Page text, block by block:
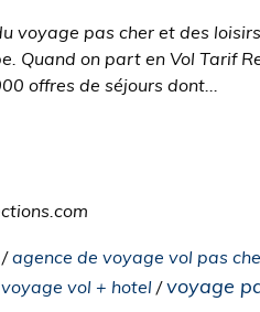
voyage pas cher et des
Quand on part en Vol Tarif
offres de séjours dont...
/agence de voyage vol pas
vol + hotel /voyage